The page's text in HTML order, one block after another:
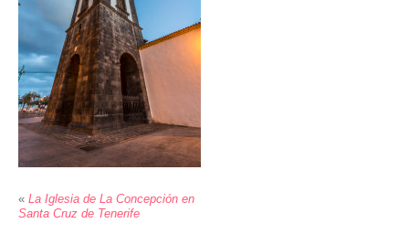
« La Iglesia de La Concepción en
Santa Cruz de Tenerife